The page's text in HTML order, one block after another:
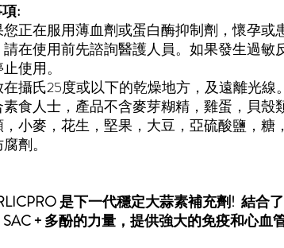
:
正在服用薄血劑或蛋白酶抑制劑，懷孕或
在使用前先諮詢醫護人員。如果發生過敏
使用。
攝氏25度或以下的乾燥地方，及遠離光線。
食人士，產品不含麥芽糊精，雞蛋，貝殼
小麥，花生，堅果，大豆，亞硫酸鹽，糖
劑。
是下一代穩定大蒜素補充劑! 結合
SAC + 多酚的力量，提供強大的免疫和心血